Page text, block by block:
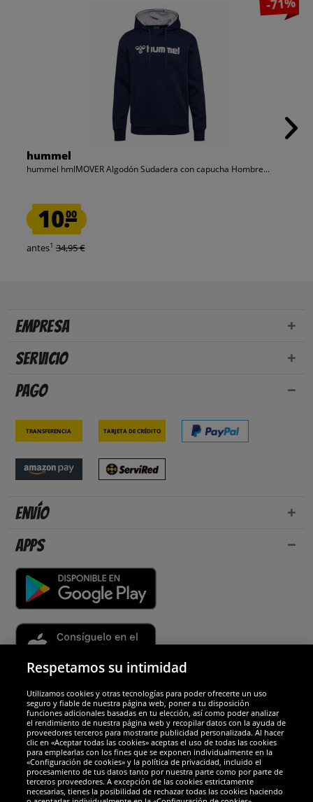
hummel
hummel hmlMOVER Algodón Sudadera con capucha Hombre...
10.00
antes1 34,95 €
Empresa
Servicio
Pago
Transferencia Tarjeta de crédito
Envío
Apps
Socios y seguridad
Galardones
Respetamos su intimidad
Utilizamos cookies y otras tecnologías para poder ofrecerte un uso
seguro y fiable de nuestra página web, poner a tu disposición
funciones adicionales basadas en tu elección, así como poder analizar
el rendimiento de nuestra página web y recopilar datos con la ayuda de
proveedores terceros para mostrarte publicidad personalizada. Al hacer
clic en «Aceptar todas las cookies» aceptas el uso de todas las cookies
para emplearlas con los fines que se exponen individualmente en la
«Configuración de cookies» y la política de privacidad, incluido el
procesamiento de tus datos tanto por nuestra parte como por parte de
terceros proveedores. A excepción de las cookies estrictamente
necesarias, tienes la posibilidad de rechazar todas las cookies haciendo